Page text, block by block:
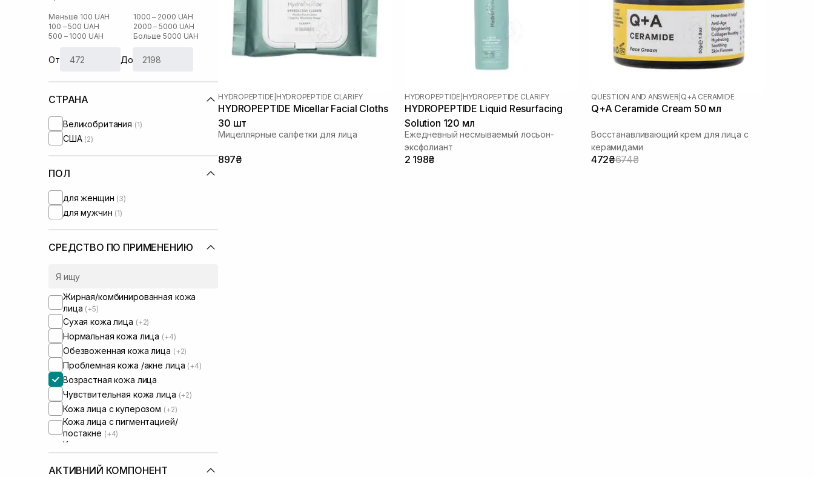
Меньше 100 UAH
100 – 500 UAH
500 – 1000 UAH
1000 – 2000 UAH
2000 – 5000 UAH
Больше 5000 UAH
От До
СТРАНА
Великобритания (1)
США (2)
ПОЛ
для женщин (3)
для мужчин (1)
СРЕДСТВО ПО ПРИМЕНЕНИЮ
Жирная/комбинированная кожа
лица (+5)
Сухая кожа лица (+2)
Нормальная кожа лица (+4)
Обезвоженная кожа лица (+2)
Проблемная кожа /акне лица (+4)
Возрастная кожа лица
Чувствительная кожа лица (+2)
Кожа лица с куперозом (+2)
Кожа лица с пигментацией/
постакне (+4)
Кожа лица с расширенными порами
Кожа лица с нарушенным
АКТИВНИЙ КОМПОНЕНТ
HYDROPEPTIDE HYDROPEPTIDE CLARIFY
HYDROPEPTIDE Micellar Facial Cloths
30 шт
Мицеллярные салфетки для лица
897₴
HYDROPEPTIDE HYDROPEPTIDE CLARIFY
HYDROPEPTIDE Liquid Resurfacing
Solution 120 мл
Ежедневный несмываемый лосьон-
эксфолиант
2 198₴
QUESTION AND ANSWER Q+A CERAMIDE
Q+A Ceramide Cream 50 мл
Восстанавливающий крем для лица с
керамидами
472₴674₴